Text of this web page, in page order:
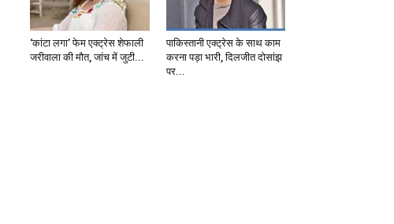
‘कांटा लगा’ फेम एक्ट्रेस शेफाली
जरीवाला की मौत, जांच में जुटी...
पाकिस्तानी एक्ट्रेस के साथ काम
करना पड़ा भारी, दिलजीत दोसांझ
पर...